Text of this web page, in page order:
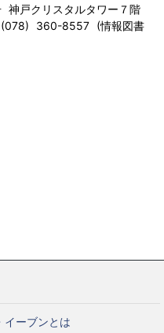
神戸クリスタルタワー７階
360-8557 (情報図書
イーブンとは